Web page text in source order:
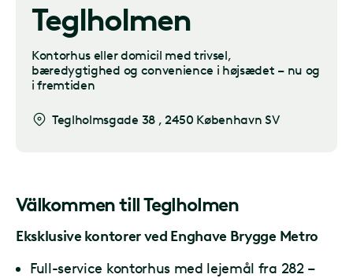
Teglholmen
Kontorhus eller domicil med trivsel,
bæredygtighed og convenience i højsædet – nu og
i fremtiden
Teglholmsgade 38 , 2450 København SV
Välkommen tillTeglholmen
Eksklusive kontorer ved Enghave Brygge Metro
Full-service kontorhus med lejemål fra 282 –